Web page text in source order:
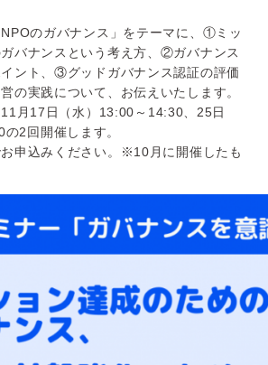
のガバナンス」をテーマに、①ミッ
バナンスという考え方、②ガバナンス
ント、③グッドガバナンス認証の評価
の実践について、お伝えいたします。
月17日（水）13:00～14:30、25日
2回開催します。
申込みください。※10月に開催したも